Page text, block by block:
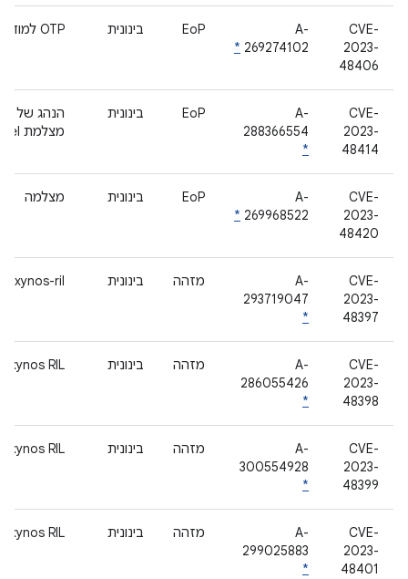
CVE-
2023-
48406
A-
269274102
*
EoP בינונית OTP למודם
CVE-
2023-
48414
A-
288366554
*
EoP בינונית
הנהג של
מצלמת Pixel
CVE-
2023-
48420
A-
269968522
*
EoP בינונית מצלמה
CVE-
2023-
48397
A-
293719047
*
מזהה בינונית exynos-ril
CVE-
2023-
48398
A-
286055426
*
מזהה בינונית Exynos RIL
CVE-
2023-
48399
A-
300554928
*
מזהה בינונית Exynos RIL
CVE-
2023-
48401
A-
299025883
*
מזהה בינונית Exynos RIL